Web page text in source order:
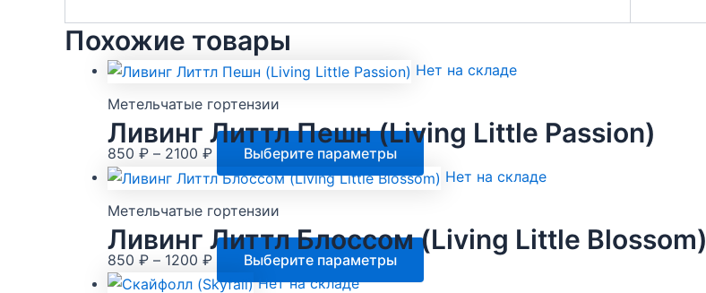
Похожие товары
Нет на складе
Метельчатые гортензии
Ливинг Литтл Пешн (Living Little Passion)
850 ₽ – 2100 ₽Диапазон
цен:
–
2100 ₽
Выберите параметры
Этот
товар
вариаций.
Нет на складе
Метельчатые гортензии
Ливинг Литтл Блоссом (Living Little Blossom)
850 ₽ – 1200 ₽Диапазон
цен:
Выберите параметры
Этот
товар
Нет на складе